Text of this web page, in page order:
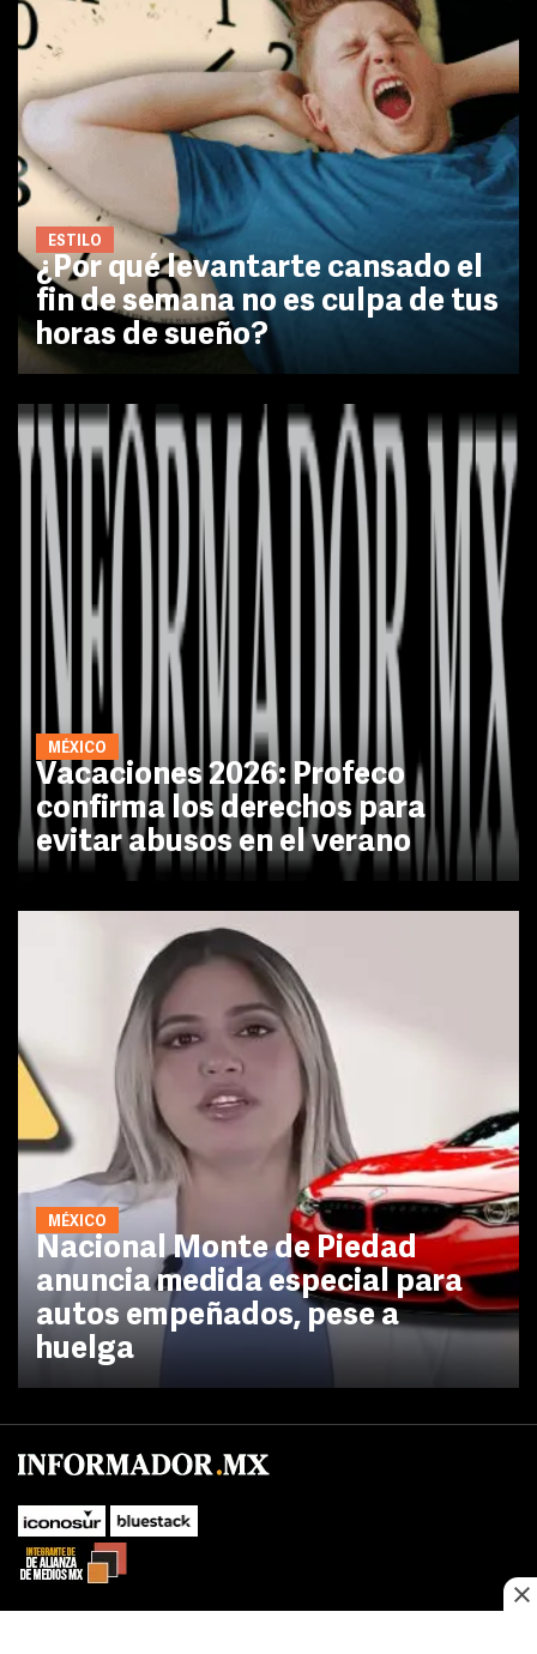
ESTILO
¿Por qué levantarte cansado el
fin de semana no es culpa de tus
horas de sueño?
MÉXICO
Vacaciones 2026: Profeco
confirma los derechos para
evitar abusos en el verano
MÉXICO
Nacional Monte de Piedad
anuncia medida especial para
autos empeñados, pese a
huelga